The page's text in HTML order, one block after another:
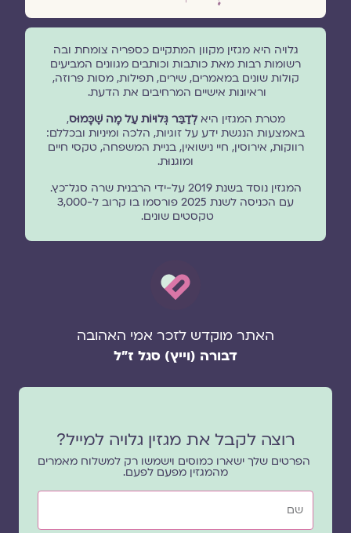
גלויה היא מגזין מקוון המתקיים כספריה צומחת ובה
רשומות רבות מאת כותבות וכותבים מגוונים המביעים
קולות שונים במאמרים, שירים, תפילות, מסות פרוזה,
וראיונות אישיים המרחיבים את הדעת.
מטרת המגזין היאלְדַבֵּר גְּלוּיוֹת עַל מָה שֶׁכָּמוּס,
באמצעות הנגשת ידע על זוגיות, הלכה ומיניות ובכללם:
רווקות, אירוסין, חיי נישואין, בניית המשפחה, טקסי חיים
ומוגנוּת.
המגזין נוסד בשנת 2019 על-ידי הרבנית שרה סגל־כץ.
עם הכניסה לשנת 2025 פורסמו בו קרוב ל-3,000
טקסטים שונים.
האתר מוקדש לזכר אמי האהובה
דבורה (וייץ) סגל ז"ל
רוצה לקבל את מגזין גלויה למייל?
הפרטים שלך ישארו כמוסים וישמשו רק למשלוח מאמרים
מהמגזין מפעם לפעם.
שם